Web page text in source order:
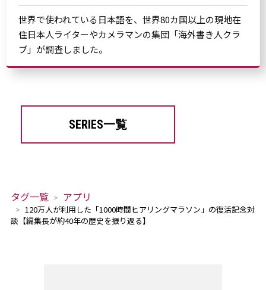
世界で使われている日本語を、世界80カ国以上の現地在
住日本人ライターやカメラマンの集団「海外書き人クラ
ブ」が調査しました。
SERIES一覧
タグ一覧 アプリ
120万人が利用した「1000時間ヒアリングマラソン」の復活記念対
談【編集長が約40年の歴史を振り返る】